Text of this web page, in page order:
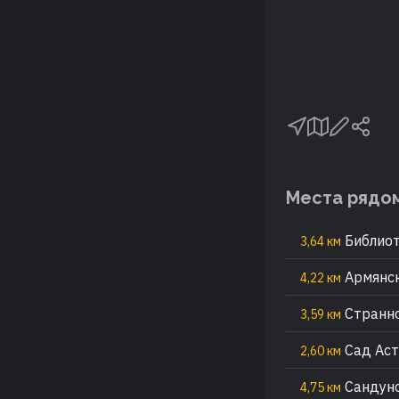
Места
3,64 км
4,22 км
3,59 км
2,60 км Сад
4,75 км